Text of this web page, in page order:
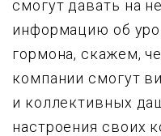
смогут давать на
информацию об
гормона, скажем,
компании смогут
и коллективных
настроения своих